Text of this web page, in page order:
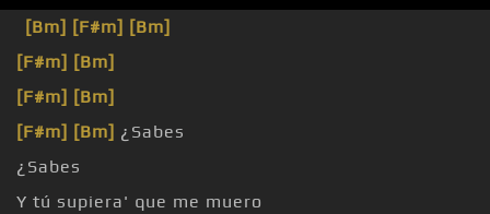
[Bm] [F#m] [Bm]
[F#m] [Bm]
[F#m] [Bm]
[F#m] [Bm] ¿Sabes
¿Sabes
Y tú supiera' que me muero